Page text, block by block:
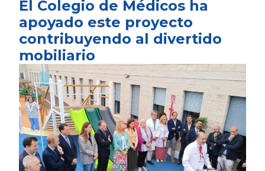
El Colegio de Médicos ha
apoyado este proyecto
contribuyendo al divertido
mobiliario